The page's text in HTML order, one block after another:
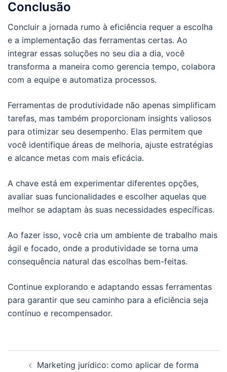
Conclusão
Concluir a jornada rumo à eficiência requer a escolha
e a implementação das ferramentas certas. Ao
integrar essas soluções no seu dia a dia, você
transforma a maneira como gerencia tempo, colabora
com a equipe e automatiza processos.
Ferramentas de produtividade não apenas simplificam
tarefas, mas também proporcionam insights valiosos
para otimizar seu desempenho. Elas permitem que
você identifique áreas de melhoria, ajuste estratégias
e alcance metas com mais eficácia.
A chave está em experimentar diferentes opções,
avaliar suas funcionalidades e escolher aquelas que
melhor se adaptam às suas necessidades específicas.
Ao fazer isso, você cria um ambiente de trabalho mais
ágil e focado, onde a produtividade se torna uma
consequência natural das escolhas bem-feitas.
Continue explorando e adaptando essas ferramentas
para garantir que seu caminho para a eficiência seja
contínuo e recompensador.
Marketing jurídico: como aplicar de forma